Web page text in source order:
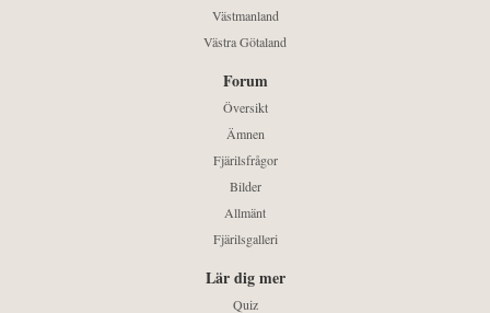
Västmanland
Västra Götaland
Forum
Översikt
Ämnen
Fjärilsfrågor
Bilder
Allmänt
Fjärilsgalleri
Lär dig mer
Quiz